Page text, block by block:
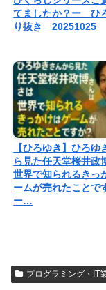
てましたか？ー ひ
り抜き 20251025
【ひろゆき】ひろゆ
ら見た任天堂桜井政
世界で知られるきっ
ームが売れたことで
ー…
プログラミング・IT